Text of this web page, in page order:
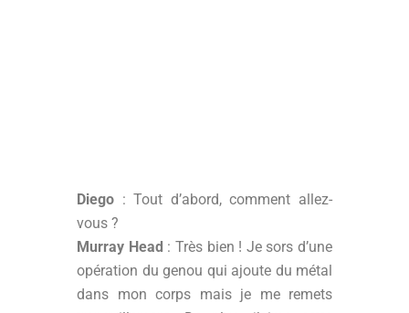
Diego : Tout d’abord, comment allez-
vous ?
Murray Head : Très bien ! Je sors d’une
opération du genou qui ajoute du métal
dans mon corps mais je me remets